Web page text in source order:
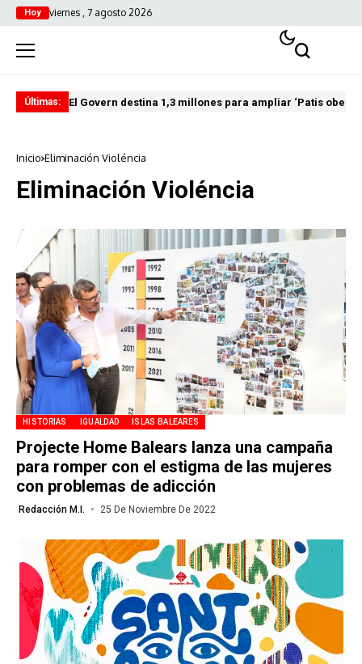
Hoy viernes , 7 agosto 2026
Últimas: El Govern destina 1,3 millones para ampliar ‘Patis
Inicio Eliminación Violéncia
Eliminación Violéncia
HISTORIAS IGUALDAD ISLAS BALEARES
Projecte Home Balears lanza una campaña
para romper con el estigma de las mujeres
con problemas de adicción
Redacción M.I. 25 De Noviembre De 2022